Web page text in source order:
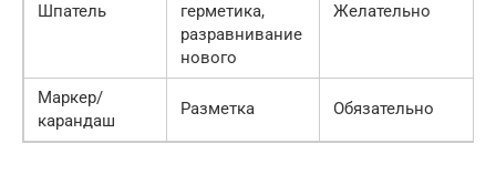
Шпатель
герметика,
разравнивание
нового
Желательно
Маркер/
карандаш
Разметка Обязательно